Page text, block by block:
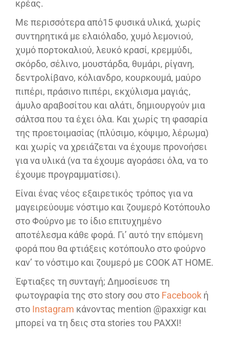
κρέας.
Με περισσότερα από15 φυσικά υλικά, χωρίς
συντηρητικά με ελαιόλαδο, χυμό λεμονιού,
χυμό πορτοκαλιού, λευκό κρασί, κρεμμύδι,
σκόρδο, σέλινο, μουστάρδα, θυμάρι, ρίγανη,
δεντρολίβανο, κόλιανδρο, κουρκουμά, μαύρο
πιπέρι, πράσινο πιπέρι, εκχύλισμα μαγιάς,
άμυλο αραβοσίτου και αλάτι, δημιουργούν μια
σάλτσα που τα έχει όλα. Και χωρίς τη φασαρία
της προετοιμασίας (πλύσιμο, κόψιμο, λέρωμα)
και χωρίς να χρειάζεται να έχουμε προνοήσει
για να υλικά (να τα έχουμε αγοράσει όλα, να το
έχουμε προγραμματίσει).
Είναι ένας νέος εξαιρετικός τρόπος για να
μαγειρεύουμε νόστιμο και ζουμερό Κοτόπουλο
στο Φούρνο με το ίδιο επιτυχημένο
αποτέλεσμα κάθε φορά. Γι’ αυτό την επόμενη
φορά που θα φτιάξεις κοτόπουλο στο φούρνο
καν’ το νόστιμο και ζουμερό με COOK AT HOME.
Έφτιαξες τη συνταγή; Δημοσίευσε τη
φωτογραφία της στο story σου στο Facebook ή
στο Instagram κάνοντας mention @paxxigr και
μπορεί να τη δεις στα stories του PAXXI!